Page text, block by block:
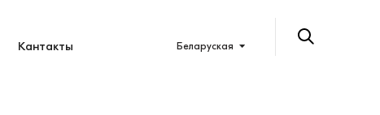
Кантакты Беларуская